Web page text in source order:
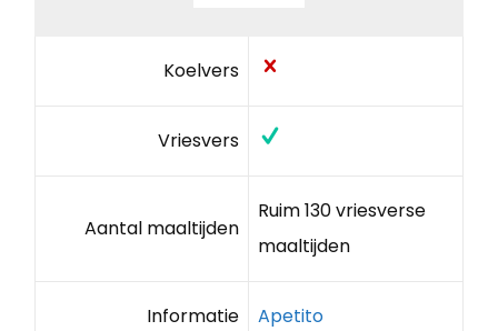
Koelvers
Vriesvers
Aantal maaltijden
Ruim 130 vriesverse
maaltijden
Informatie Apetito